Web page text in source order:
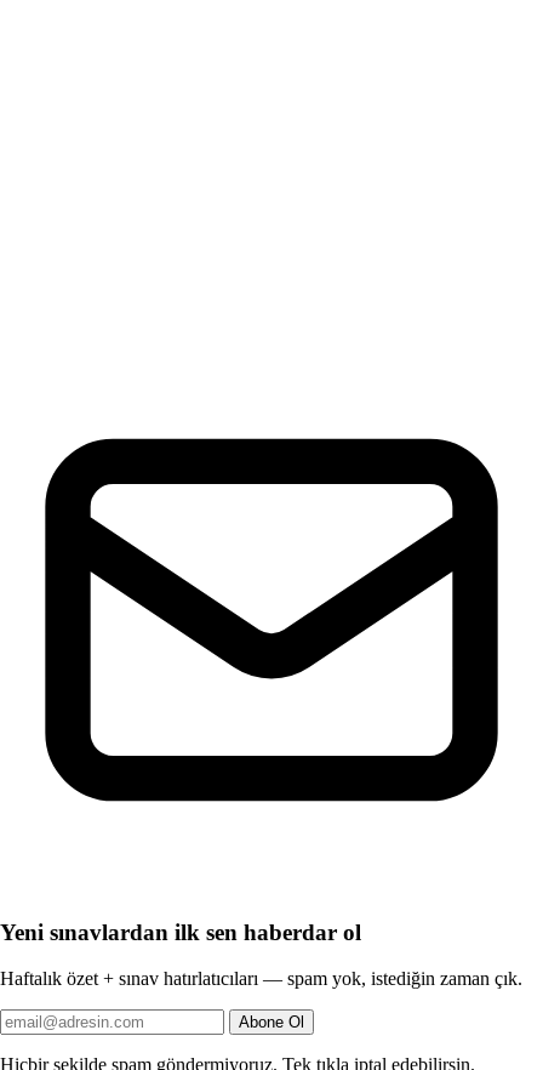
Yeni sınavlardan ilk sen haberdar ol
Haftalık özet + sınav hatırlatıcıları — spam yok, istediğin zaman çık.
Abone Ol
Hiçbir şekilde spam göndermiyoruz. Tek tıkla iptal edebilirsin.